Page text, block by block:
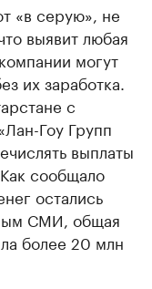
«в серую», не
выявит любая
могут
их заработка.
с
Гоу Групп
выплаты
сообщало
остались
СМИ, общая
более 20 млн